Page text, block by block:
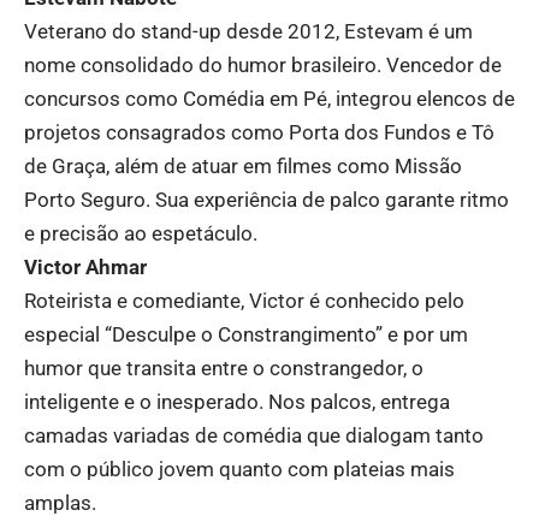
Veterano do stand-up desde 2012, Estevam é um
nome consolidado do humor brasileiro. Vencedor de
concursos como Comédia em Pé, integrou elencos de
projetos consagrados como Porta dos Fundos e Tô
de Graça, além de atuar em filmes como Missão
Porto Seguro. Sua experiência de palco garante ritmo
e precisão ao espetáculo.
Victor Ahmar
Roteirista e comediante, Victor é conhecido pelo
especial “Desculpe o Constrangimento” e por um
humor que transita entre o constrangedor, o
inteligente e o inesperado. Nos palcos, entrega
camadas variadas de comédia que dialogam tanto
com o público jovem quanto com plateias mais
amplas.